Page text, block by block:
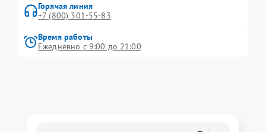
Горячая линия
+7 (800) 301-55-83
Время работы
Ежедневно с 9:00 до 21:00